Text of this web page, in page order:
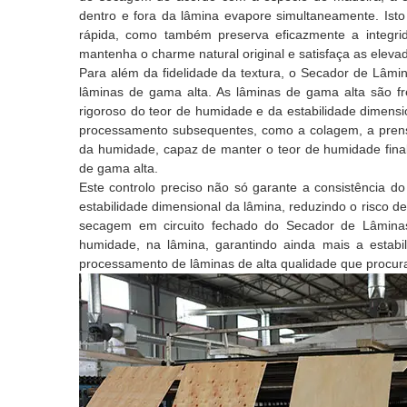
dentro e fora da lâmina evapore simultaneamente.
rápida, como também preserva eficazmente a
mantenha o charme natural original e satisfaça as
Para além da fidelidade da textura, o Secador de
lâminas de gama alta. As lâminas de gama alta são
rigoroso do teor de humidade e da estabilidade
processamento subsequentes, como a colagem, a
da humidade, capaz de manter o teor de humidade
de gama alta.
Este controlo preciso não só garante a consistência
estabilidade dimensional da lâmina, reduzindo o risco
secagem em circuito fechado do Secador de
humidade, na lâmina, garantindo ainda mais a
processamento de lâminas de alta qualidade que